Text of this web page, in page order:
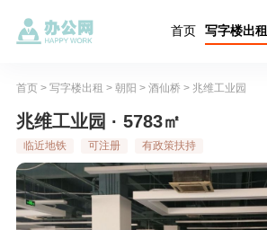
首页 写字楼出租
首页> 写字楼出租 > 朝阳 > 酒仙桥 > 兆维工业园
兆维工业园 · 5783㎡
临近地铁 可注册 有政策扶持